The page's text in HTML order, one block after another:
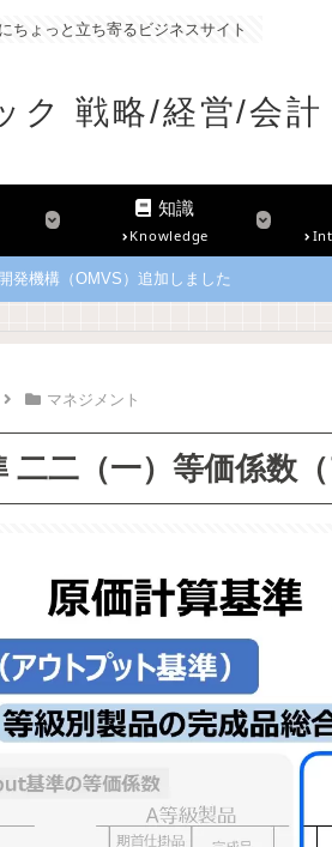
ちょっと立ち寄るビジネスサイト
ク 戦略/経営/会計
知識
Knowledge
発機構（OMVS）追加しました
マネジメント
二二（一）等価係数